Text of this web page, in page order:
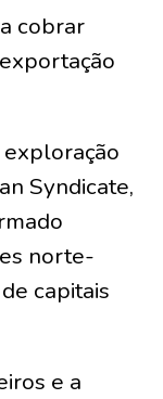
cobrar
exploração
Syndicate,
norte-
capitais
e a